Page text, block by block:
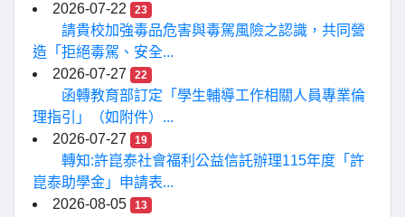
2026-07-22
23
請貴校加強毒品危害與毒駕風險之認識，共同營
造「拒絕毒駕、安全...
2026-07-27
22
函轉教育部訂定「學生輔導工作相關人員專業倫
理指引」（如附件）...
2026-07-27
19
轉知:許崑泰社會福利公益信託辦理115年度「許
崑泰助學金」申請表...
2026-08-05
13